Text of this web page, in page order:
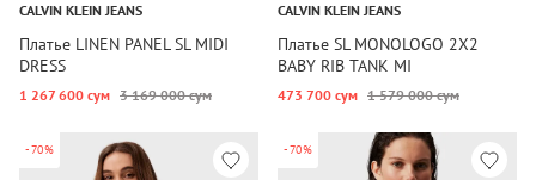
CALVIN KLEIN JEANS
Платье LINEN PANEL SL MIDI
DRESS
1 267 600 сум 3 169 000 сум
CALVIN KLEIN JEANS
Платье SL MONOLOGO 2X2
BABY RIB TANK MI
473 700 сум 1 579 000 сум
-70% -70%